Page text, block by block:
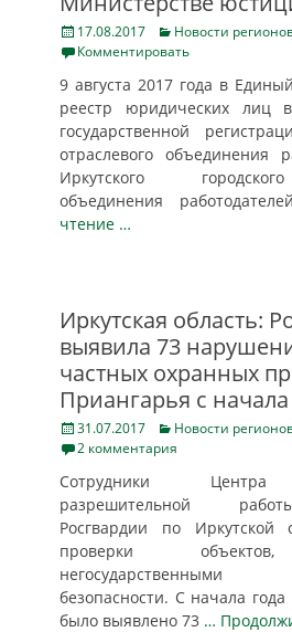
Posted
on
17.08.2017 Categories
Новости
Комментировать
9 августа 2017 года в
реестр юридических лиц
государственной
отраслевого объединения
Иркутского
объединения
чтение …
Иркутская область:
выявила 73
частных охранных
Приангарья с начала
Posted
on
31.07.2017 Categories
Новости
2 комментария
Сотрудники Центра
разрешительной
Росгвардии по Иркутской
проверки
безопасности. С начала года
было выявлено 73 …